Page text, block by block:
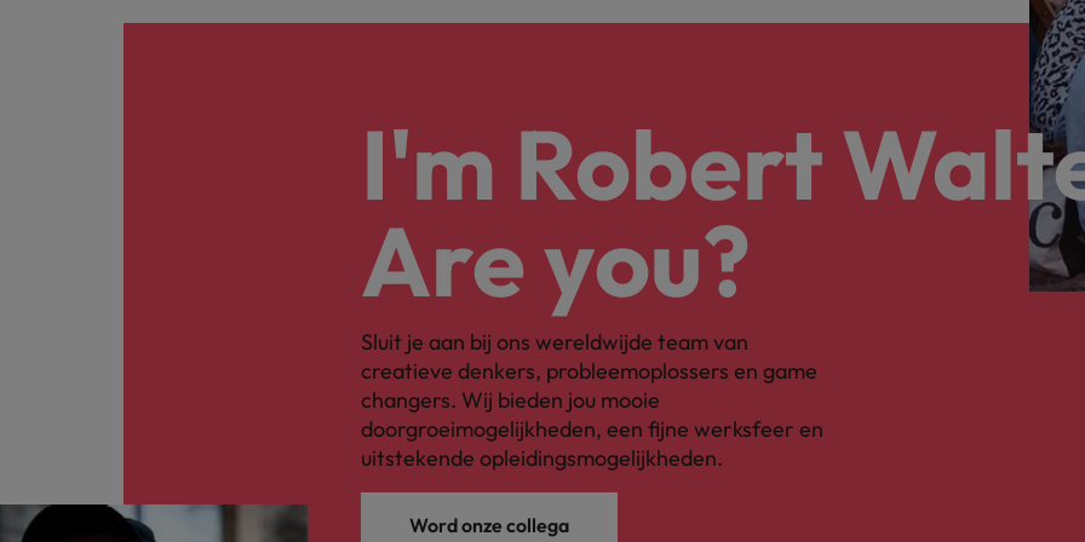
I'm Robert
Are you?
Sluit je aan bij ons wereldwijde team van
creatieve denkers, probleemoplossers en game
changers. Wij bieden jou mooie
doorgroeimogelijkheden, een fijne werksfeer en
uitstekende opleidingsmogelijkheden.
Word onze collega